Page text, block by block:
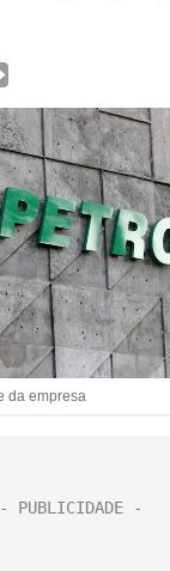
da empresa